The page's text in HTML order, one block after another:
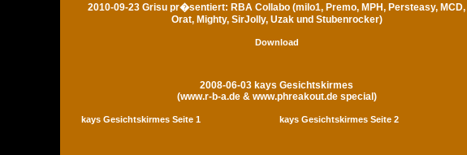
2010-09-23 Grisu pr�sentiert: RBA Collabo (milo1, Premo, MPH, Persteasy, MCD,
Orat, Mighty, SirJolly, Uzak und Stubenrocker)
Download
2008-06-03 kays Gesichtskirmes
(www.r-b-a.de & www.phreakout.de special)
kays Gesichtskirmes Seite 1 kays Gesichtskirmes Seite 2